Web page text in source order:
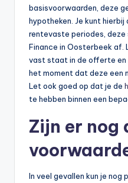
basisvoorwaarden, deze
hypotheken. Je kunt hierbij
rentevaste periodes, deze
Finance in Oosterbeek af.
vast staat in de offerte en
het moment dat deze een
Let ook goed op dat je de
te hebben binnen een
Zijn er nog
In veel gevallen kun je nog